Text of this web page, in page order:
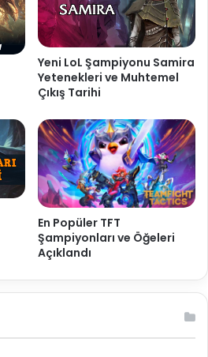
Yeni LoL Şampiyonu Samira
Yetenekleri ve Muhtemel
Çıkış Tarihi
En Popüler TFT
Şampiyonları ve Öğeleri
Açıklandı